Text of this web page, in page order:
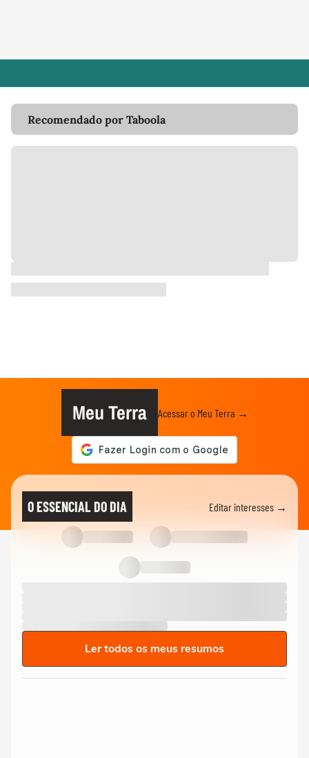
Recomendado por Taboola
Meu Terra Acessar o Meu Terra →
O ESSENCIAL DO DIA Editar interesses →
Ler todos os meus resumos